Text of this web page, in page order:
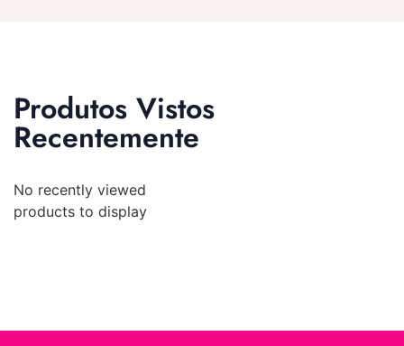
Produtos Vistos
Recentemente
No recently viewed
products to display